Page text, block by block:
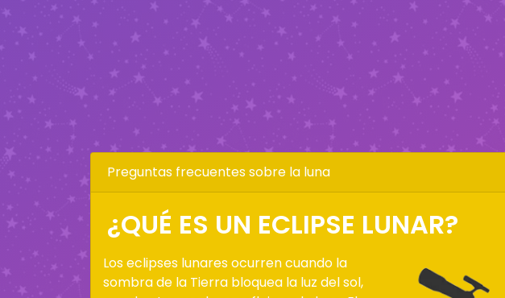
Preguntas frecuentes sobre la luna
¿QUÉ ES UN ECLIPSE LUNAR?
Los eclipses lunares ocurren cuando la
sombra de la Tierra bloquea la luz del sol,